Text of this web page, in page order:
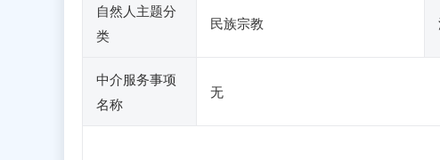
自然人主题分
类
民族宗教
中介服务事项
名称
无